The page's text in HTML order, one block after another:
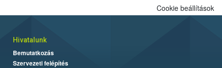
Cookie beállítások
Hivatalunk
Bemutatkozás
Szervezeti felépítés